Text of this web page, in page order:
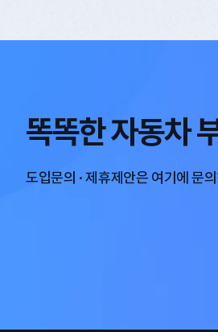
똑똑한 자동차
도입문의 · 제휴제안은 여기에 문